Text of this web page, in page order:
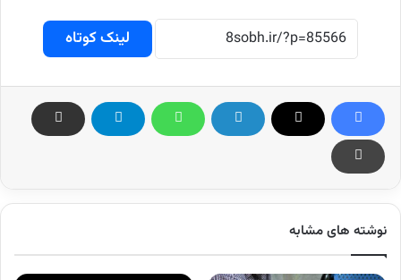
لینک کوتاه
نوشته های مشابه